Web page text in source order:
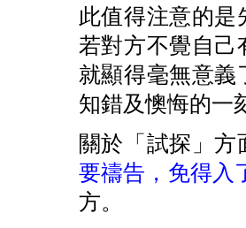
此值得注意的
若對方不覺自己
就顯得毫無意義
知錯及懊悔的一
關於「試探」
要禱告，免得入
方。